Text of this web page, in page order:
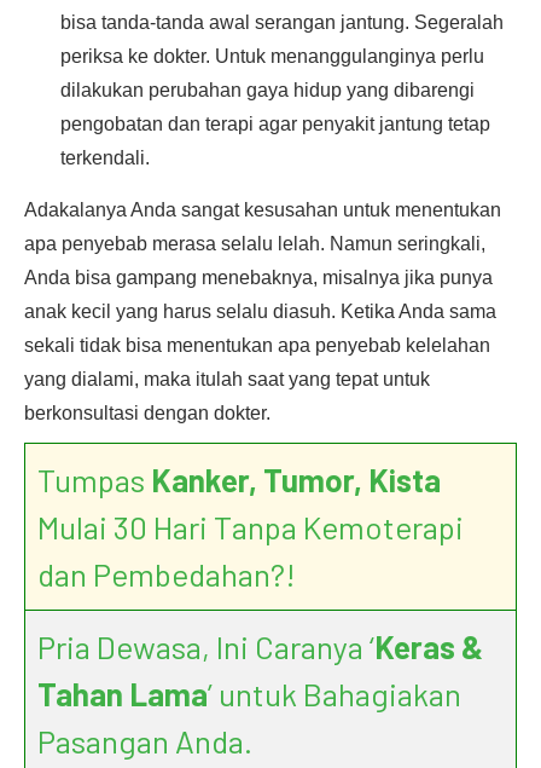
bisa tanda-tanda awal serangan jantung. Segeralah
periksa ke dokter. Untuk menanggulanginya perlu
dilakukan perubahan gaya hidup yang dibarengi
pengobatan dan terapi agar penyakit jantung tetap
terkendali.
Adakalanya Anda sangat kesusahan untuk menentukan
apa penyebab merasa selalu lelah. Namun seringkali,
Anda bisa gampang menebaknya, misalnya jika punya
anak kecil yang harus selalu diasuh. Ketika Anda sama
sekali tidak bisa menentukan apa penyebab kelelahan
yang dialami, maka itulah saat yang tepat untuk
berkonsultasi dengan dokter.
Tumpas Kanker, Tumor, Kista
Mulai 30 Hari Tanpa Kemoterapi
dan Pembedahan?!
Pria Dewasa, Ini Caranya ‘Keras &
Tahan Lama’ untuk Bahagiakan
Pasangan Anda.